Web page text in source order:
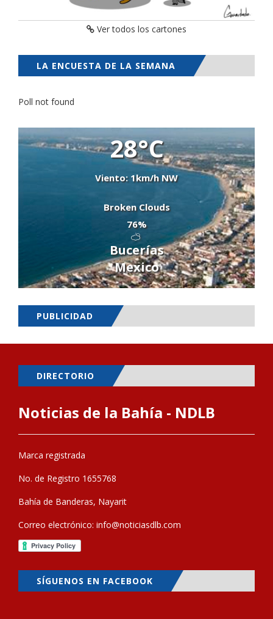
Ver todos los cartones
LA ENCUESTA DE LA SEMANA
Poll not found
28°C
Viento: 1km/h NW
Broken Clouds
76%
Bucerías
Mexico
PUBLICIDAD
DIRECTORIO
Noticias de la Bahía - NDLB
Marca registrada
No. de Registro 1655768
Bahía de Banderas, Nayarit
Correo electrónico: info@noticiasdlb.com
SÍGUENOS EN FACEBOOK